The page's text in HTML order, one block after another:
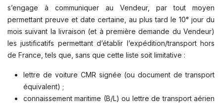
s’engage à communiquer au Vendeur, par tout moyen
permettant preuve et date certaine, au plus tard le 10ᵉ jour du
mois suivant la livraison (et à première demande du Vendeur)
les justificatifs permettant d’établir l’expédition/transport hors
de France, tels que, sans que cette liste soit limitative :
lettre de voiture CMR signée (ou document de transport
équivalent) ;
connaissement maritime (B/L) ou lettre de transport aérien